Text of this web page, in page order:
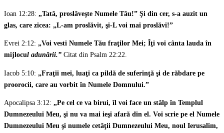
Ioan 12:28: „Tată, proslăveşte Numele Tău!” Şi din cer, s-a auzit un
glas, care zicea: „L-am proslăvit, şi-L voi mai proslăvi!”
Evrei 2:12: „Voi vesti Numele Tău fraţilor Mei; Îţi voi cânta lauda în
mijlocul adunării.” Citat din Psalm 22:22.
Iacob 5:10: „Fraţii mei, luaţi ca pildă de suferinţă şi de răbdare pe
proorocii, care au vorbit în Numele Domnului.”
Apocalipsa 3:12: „Pe cel ce va birui, îl voi face un stâlp în Templul
Dumnezeului Meu, şi nu va mai ieşi afară din el. Voi scrie pe el Numele
Dumnezeului Meu şi numele cetăţii Dumnezeului Meu, noul Ierusalim,